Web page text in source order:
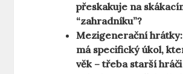
přeskakuje na
“zahradníku”?
Mezigenerační hrátky:
má specifický úkol,
věk – třeba starší